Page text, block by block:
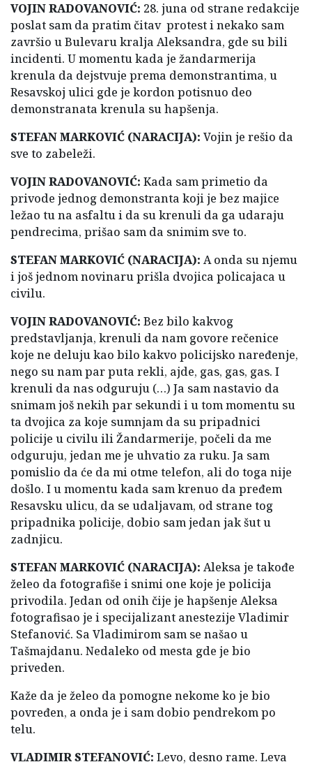
VOJIN RADOVANOVIĆ: 28. juna od strane redakcije
poslat sam da pratim čitav protest i nekako sam
završio u Bulevaru kralja Aleksandra, gde su bili
incidenti. U momentu kada je žandarmerija
krenula da dejstvuje prema demonstrantima, u
Resavskoj ulici gde je kordon potisnuo deo
demonstranata krenula su hapšenja.
STEFAN MARKOVIĆ (NARACIJA): Vojin je rešio da
sve to zabeleži.
VOJIN RADOVANOVIĆ: Kada sam primetio da
privode jednog demonstranta koji je bez majice
ležao tu na asfaltu i da su krenuli da ga udaraju
pendrecima, prišao sam da snimim sve to.
STEFAN MARKOVIĆ (NARACIJA): A onda su njemu
i još jednom novinaru prišla dvojica policajaca u
civilu.
VOJIN RADOVANOVIĆ: Bez bilo kakvog
predstavljanja, krenuli da nam govore rečenice
koje ne deluju kao bilo kakvo policijsko naređenje,
nego su nam par puta rekli, ajde, gas, gas, gas. I
krenuli da nas odguruju (…) Ja sam nastavio da
snimam još nekih par sekundi i u tom momentu su
ta dvojica za koje sumnjam da su pripadnici
policije u civilu ili Žandarmerije, počeli da me
odguruju, jedan me je uhvatio za ruku. Ja sam
pomislio da će da mi otme telefon, ali do toga nije
došlo. I u momentu kada sam krenuo da pređem
Resavsku ulicu, da se udaljavam, od strane tog
pripadnika policije, dobio sam jedan jak šut u
zadnjicu.
STEFAN MARKOVIĆ (NARACIJA): Aleksa je takođe
želeo da fotografiše i snimi one koje je policija
privodila. Jedan od onih čije je hapšenje Aleksa
fotografisao je i specijalizant anestezije Vladimir
Stefanović. Sa Vladimirom sam se našao u
Tašmajdanu. Nedaleko od mesta gde je bio
priveden.
Kaže da je želeo da pomogne nekome ko je bio
povređen, a onda je i sam dobio pendrekom po
telu.
VLADIMIR STEFANOVIĆ: Levo, desno rame. Leva